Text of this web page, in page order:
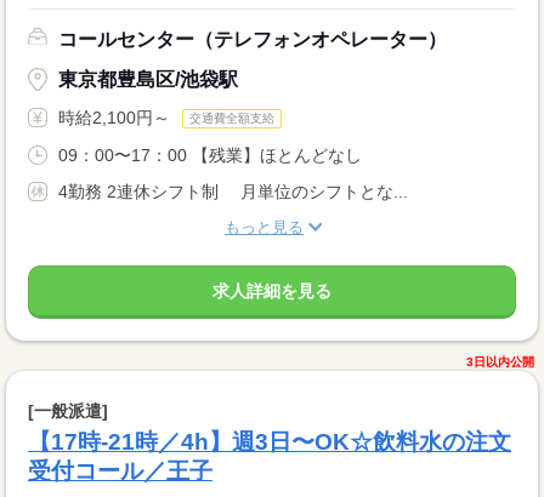
コールセンター（テレフォンオペレーター）
東京都豊島区/池袋駅
時給2,100円～ 交通費全額支給
09：00〜17：00 【残業】ほとんどなし
4勤務 2連休シフト制 月単位のシフトとな...
もっと見る
求人詳細を見る
3日以内公開
[一般派遣]
【17時-21時／4h】週3日〜OK☆飲料水の注文
受付コール／王子